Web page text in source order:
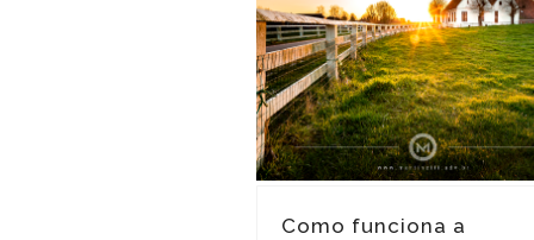
Como funciona a